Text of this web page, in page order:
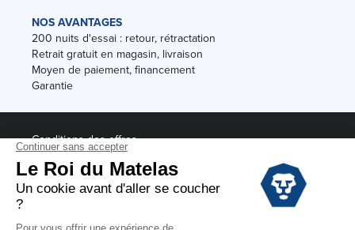
NOS AVANTAGES
200 nuits d'essai : retour, rétractation
Retrait gratuit en magasin, livraison
Moyen de paiement, financement
Garantie
Conditions des offres
Black Friday
Destockage
Soldes